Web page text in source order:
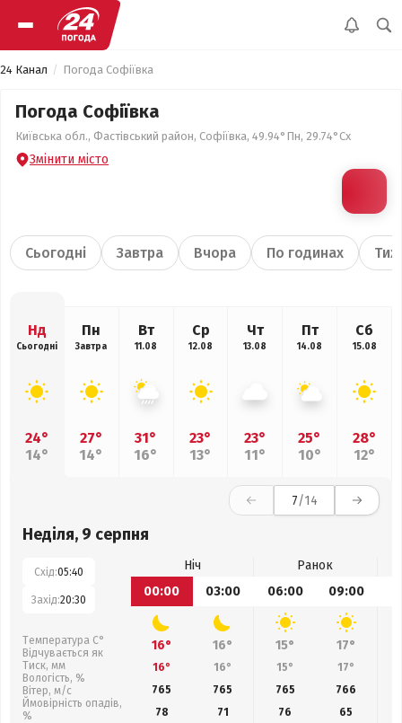
24 Канал Погода Софіївка
Погода Софіївка
Київська обл., Фастівський район, Софіївка, 49.94°Пн, 29.74°Сх
Змінити місто
Сьогодні Завтра Вчора По годинах
Нд
Сьогодні
24°
14°
Пн
Завтра
27°
14°
Вт
11.08
31°
16°
Ср
12.08
23°
13°
Чт
13.08
23°
11°
Пт
14.08
25°
10°
Сб
15.08
28°
12°
7/14
Неділя, 9 серпня
Схід:05:40
Захід:20:30
Температура С°
Відчувається як
Тиск, мм
Вологість, %
Вітер, м/с
Ймовірність опадів,
%
Ніч
Ранок
00:00
03:00 06:00 09:00
16° 16° 15° 17°
16° 16° 15° 17°
765
765 765 766
78
71 76 65